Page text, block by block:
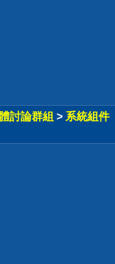
討論群組 > 系統組件